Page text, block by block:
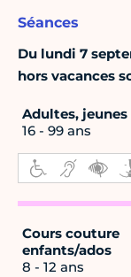
Séances
Du lundi 7
hors vacances
Adultes, jeunes
16 - 99 ans
Cours couture
enfants/ados
8 - 12 ans